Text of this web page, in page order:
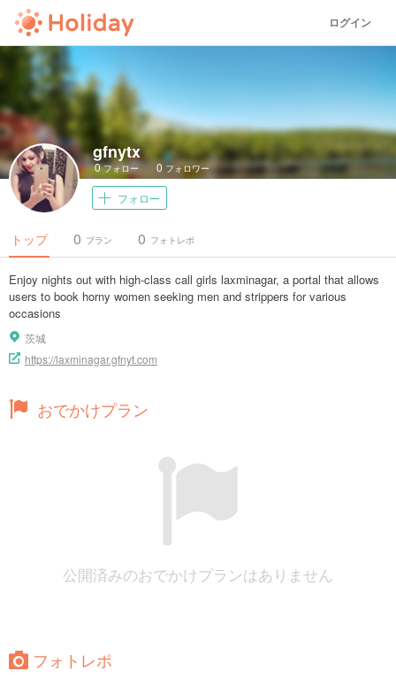
ログイン
gfnytx
0フォロー 0 フォロワー
フォロー
トップ プラン
0 フォトレポ
0
Enjoy nights out with high-class call girls laxminagar, a portal that allows
users to book horny women seeking men and strippers for various
occasions
茨城
https://laxminagar.gfnyt.com
おでかけプラン
公開済みのおでかけプランはありません
フォトレポ